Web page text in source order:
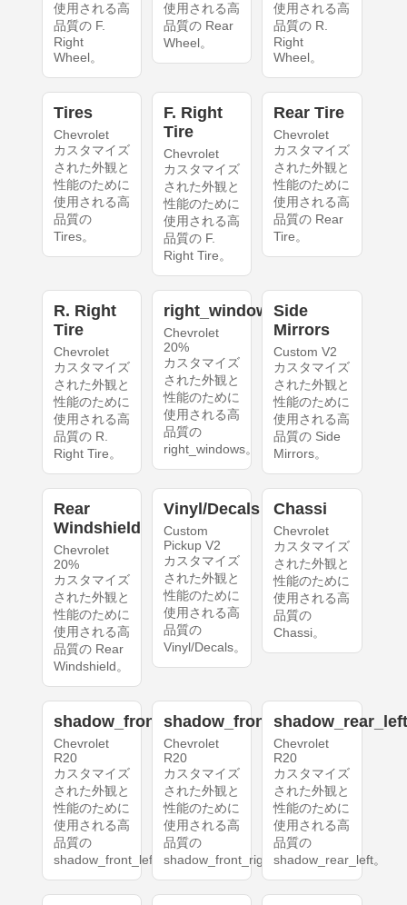
使用される高
品質の F.
Right
Wheel。
使用される高
品質の Rear
Wheel。
使用される高
品質の R.
Right
Wheel。
Tires
Chevrolet
カスタマイズ
された外観と
性能のために
使用される高
品質の
Tires。
F. Right
Tire
Chevrolet
カスタマイズ
された外観と
性能のために
使用される高
品質の F.
Right Tire。
Rear Tire
Chevrolet
カスタマイズ
された外観と
性能のために
使用される高
品質の Rear
Tire。
R. Right
Tire
Chevrolet
カスタマイズ
された外観と
性能のために
使用される高
品質の R.
Right Tire。
right_windows
Chevrolet
20%
カスタマイズ
された外観と
性能のために
使用される高
品質の
right_windows。
Side
Mirrors
Custom V2
カスタマイズ
された外観と
性能のために
使用される高
品質の Side
Mirrors。
Rear
Windshield
Chevrolet
20%
カスタマイズ
された外観と
性能のために
使用される高
品質の Rear
Windshield。
Vinyl/Decals
Custom
Pickup V2
カスタマイズ
された外観と
性能のために
使用される高
品質の
Vinyl/Decals。
Chassi
Chevrolet
カスタマイズ
された外観と
性能のために
使用される高
品質の
Chassi。
shadow_front_left
Chevrolet
R20
カスタマイズ
された外観と
性能のために
使用される高
品質の
shadow_front_left。
shadow_front_right
Chevrolet
R20
カスタマイズ
された外観と
性能のために
使用される高
品質の
shadow_front_right。
Chevrolet
R20
カスタマイズ
された外観と
性能のために
使用される高
品質の
shadow_rear_left。